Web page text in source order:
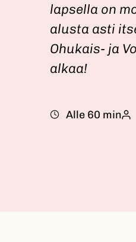
lapsella on
alusta asti
Ohukais- ja
alkaa!
Alle 60 min